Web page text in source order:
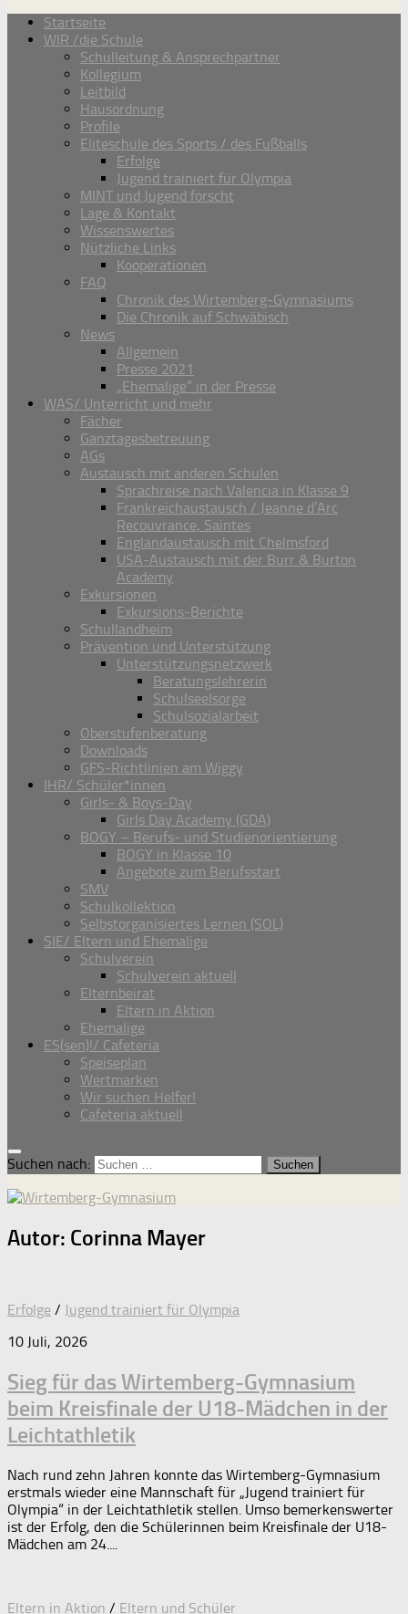
Startseite
WIR /die Schule
Schulleitung & Ansprechpartner
Kollegium
Leitbild
Hausordnung
Profile
Eliteschule des Sports / des Fußballs
Erfolge
Jugend trainiert für Olympia
MINT und Jugend forscht
Lage & Kontakt
Wissenswertes
Nützliche Links
Kooperationen
FAQ
Chronik des Wirtemberg-Gymnasiums
Die Chronik auf Schwäbisch
News
Allgemein
Presse 2021
„Ehemalige“ in der Presse
WAS/ Unterricht und mehr
Fächer
Ganztagesbetreuung
AGs
Austausch mit anderen Schulen
Sprachreise nach Valencia in Klasse 9
Frankreichaustausch / Jeanne d’Arc
Recouvrance, Saintes
Englandaustausch mit Chelmsford
USA-Austausch mit der Burr & Burton
Academy
Exkursionen
Exkursions-Berichte
Schullandheim
Prävention und Unterstützung
Unterstützungsnetzwerk
Beratungslehrerin
Schulseelsorge
Schulsozialarbeit
Oberstufenberatung
Downloads
GFS-Richtlinien am Wiggy
IHR/ Schüler*innen
Girls- & Boys-Day
Girls Day Academy (GDA)
BOGY – Berufs- und Studienorientierung
BOGY in Klasse 10
Angebote zum Berufsstart
SMV
Schulkollektion
Selbstorganisiertes Lernen (SOL)
SIE/ Eltern und Ehemalige
Schulverein
Schulverein aktuell
Elternbeirat
Eltern in Aktion
Ehemalige
ES(sen)!/ Cafeteria
Speiseplan
Wertmarken
Wir suchen Helfer!
Cafeteria aktuell
Suchen nach:
Autor: Corinna Mayer
Erfolge / Jugend trainiert für Olympia
10 Juli, 2026
Sieg für das Wirtemberg-Gymnasium
beim Kreisfinale der U18-Mädchen in der
Leichtathletik
Nach rund zehn Jahren konnte das Wirtemberg-Gymnasium
erstmals wieder eine Mannschaft für „Jugend trainiert für
Olympia“ in der Leichtathletik stellen. Umso bemerkenswerter
ist der Erfolg, den die Schülerinnen beim Kreisfinale der U18-
Mädchen am 24....
Eltern in Aktion / Eltern und Schüler